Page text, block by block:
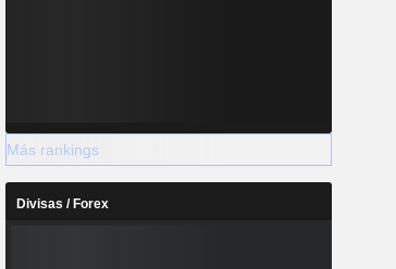
Más rankings
Divisas / Forex